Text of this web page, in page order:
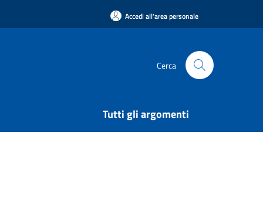
Accedi all'area personale
Cerca
Tutti gli argomenti